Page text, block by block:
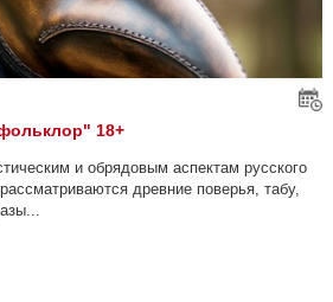
18+
и обрядовым аспектам русского
древние поверья, табу,